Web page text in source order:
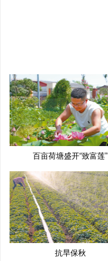
百亩荷塘盛开“致富莲”
抗旱保秋